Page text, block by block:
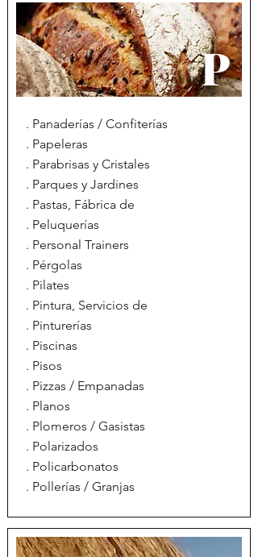
P
. Panaderías / Confiterías
. Papeleras
. Parabrisas y Cristales
. Parques y Jardines
. Pastas, Fábrica de
. Peluquerías
. Personal Trainers
. Pérgolas
. Pilates
. Pintura, Servicios de
. Pinturerías
. Piscinas
. Pisos
. Pizzas / Empanadas
. Planos
. Plomeros / Gasistas
. Polarizados
. Policarbonatos
. Pollerías / Granjas